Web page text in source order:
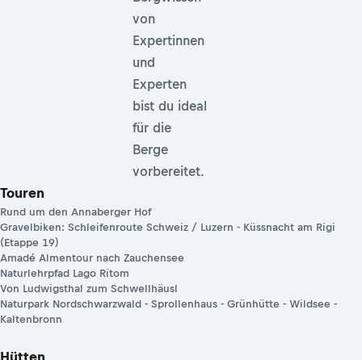
von
Expertinnen
und
Experten
bist du ideal
für die
Berge
vorbereitet.
Touren
Rund um den Annaberger Hof
Gravelbiken: Schleifenroute Schweiz / Luzern - Küssnacht am Rigi
(Etappe 19)
Amadé Almentour nach Zauchensee
Naturlehrpfad Lago Ritom
Von Ludwigsthal zum Schwellhäusl
Naturpark Nordschwarzwald - Sprollenhaus - Grünhütte - Wildsee -
Kaltenbronn
Hütten